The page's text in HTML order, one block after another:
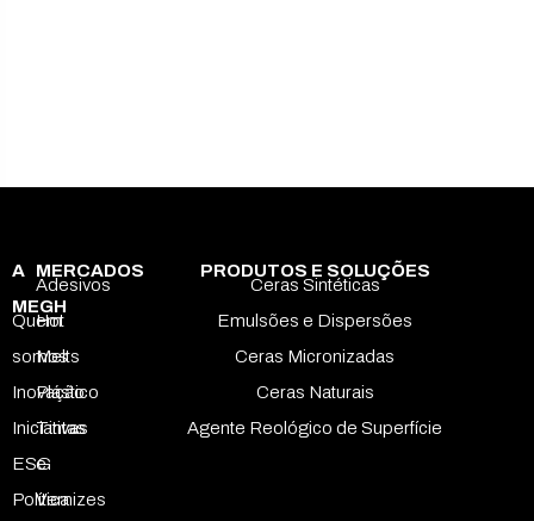
A
MEGH
Quem
somos
Inovação
Iniciativas
ESG
Política
MERCADOS
Adesivos
Hot
Melts
Plástico
Tintas
e
Vernizes
PRODUTOS E SOLUÇÕES
Ceras Sintéticas
Emulsões e Dispersões
Ceras Micronizadas
Ceras Naturais
Agente Reológico de Superfície